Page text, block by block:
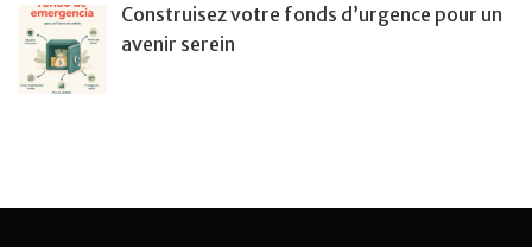
Construisez votre fonds d’urgence pour un
avenir serein